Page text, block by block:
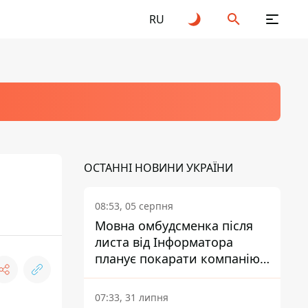
RU
ОСТАННІ НОВИНИ УКРАЇНИ
08:53, 05 серпня
Мовна омбудсменка після
листа від Інформатора
планує покарати компанію-
підрядника ПриватБанку
07:33, 31 липня